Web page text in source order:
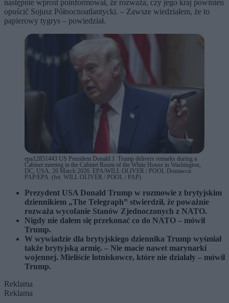
następnie wprost poinformował, że rozważa, czy jego kraj powinien
opuścić Sojusz Północnoatlantycki. – Zawsze wiedziałem, że to
papierowy tygrys – powiedział.
epa12851443 US President Donald J. Trump delivers remarks during a
Cabinet meeting in the Cabinet Room of the White House in Washington,
DC, USA, 26 March 2026. EPA/WILL OLIVER / POOL Dostawca:
PAP/EPA. (fot. WILL OLIVER / POOL / PAP)
Prezydent USA Donald Trump w rozmowie z brytyjskim
dziennikiem „The Telegraph” stwierdził, że poważnie
rozważa wycofanie Stanów Zjednoczonych z NATO.
Nigdy nie dałem się przekonać co do NATO – mówił
Trump.
W wywiadzie dla brytyjskiego dziennika Trump wyśmiał
także brytyjską armię. – Nie macie nawet marynarki
wojennej. Mieliście lotniskowce, które nie działały – mówił
Trump.
Reklama
Reklama